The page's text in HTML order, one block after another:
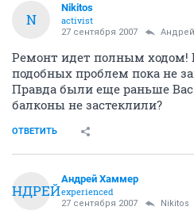
N
Nikitos
activist
27 сентября 2007
Ремонт идет полным ходом!
подобных проблем пока не
Правда были еще раньше
балконы не застеклили?
ОТВЕТИТЬ
АНДРЕЙ
Андрей Хаммер
experienced
27 сентября 2007 Nikitos